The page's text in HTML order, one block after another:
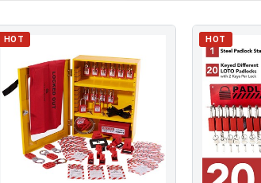
HOT HOT